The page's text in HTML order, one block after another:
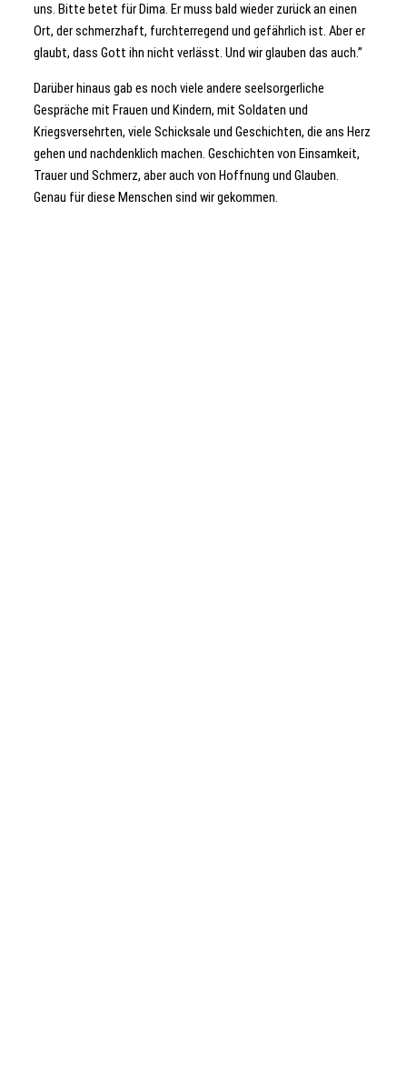
uns. Bitte betet für Dima. Er muss bald wieder zurück an einen
Ort, der schmerzhaft, furchterregend und gefährlich ist. Aber er
glaubt, dass Gott ihn nicht verlässt. Und wir glauben das auch.”
Darüber hinaus gab es noch viele andere seelsorgerliche
Gespräche mit Frauen und Kindern, mit Soldaten und
Kriegsversehrten, viele Schicksale und Geschichten, die ans Herz
gehen und nachdenklich machen. Geschichten von Einsamkeit,
Trauer und Schmerz, aber auch von Hoffnung und Glauben.
Genau für diese Menschen sind wir gekommen.